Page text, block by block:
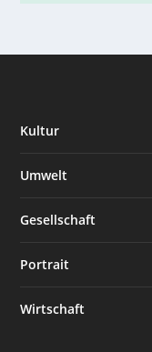
Kultur
Umwelt
Gesellschaft
Portrait
Wirtschaft